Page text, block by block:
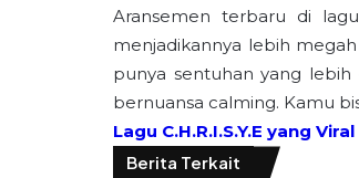
Aransemen terbaru di
menjadikannya lebih
punya sentuhan yang
bernuansa calming. Kamu
Lagu C.H.R.I.S.Y.E yang
Berita Terkait